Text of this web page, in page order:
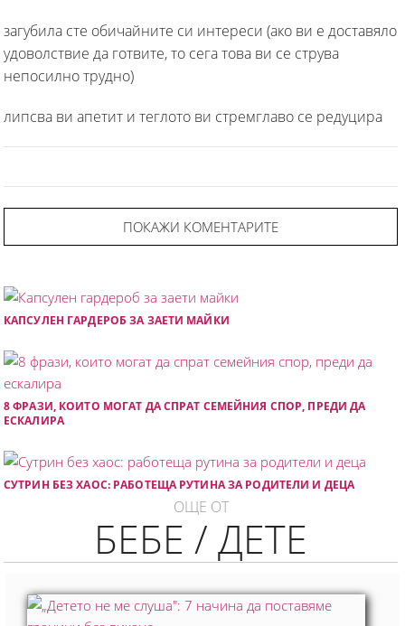
загубила сте обичайните си интереси (ако ви е доставяло
удоволствие да готвите, то сега това ви се струва
непосилно трудно)
липсва ви апетит и теглото ви стремглаво се редуцира
ПОКАЖИ КОМЕНТАРИТЕ
КАПСУЛЕН ГАРДЕРОБ ЗА ЗАЕТИ МАЙКИ
8 ФРАЗИ, КОИТО МОГАТ ДА СПРАТ СЕМЕЙНИЯ СПОР, ПРЕДИ ДА
ЕСКАЛИРА
СУТРИН БЕЗ ХАОС: РАБОТЕЩА РУТИНА ЗА РОДИТЕЛИ И ДЕЦА
ОЩЕ ОТ
БЕБЕ / ДЕТЕ